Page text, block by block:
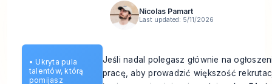
Nicolas Pamart
Last updated: 5/11/2026
• Ukryta pula
talentów, którą
pomijasz
Jeśli nadal polegasz głównie na
pracę, aby prowadzić większość